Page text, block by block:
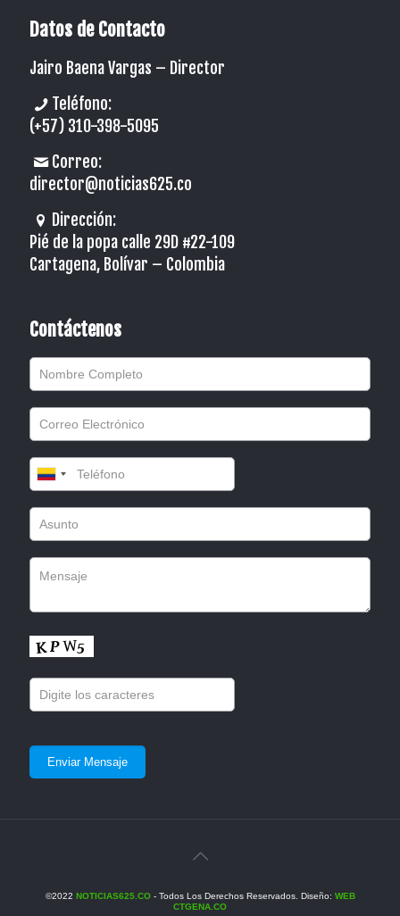
Datos de Contacto
Jairo Baena Vargas – Director
Teléfono:
(+57) 310-398-5095
Correo:
director@noticias625.co
Dirección:
Pié de la popa calle 29D #22-109
Cartagena, Bolívar – Colombia
Contáctenos
©2022 NOTICIAS625.CO- Todos Los Derechos Reservados. Diseño: WEB
CTGENA.CO